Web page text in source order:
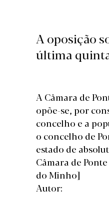
A oposição
última
A Câmara de
opõe-se, por
concelho e a
o concelho de
estado de
Câmara de
do Minho]
Autor: